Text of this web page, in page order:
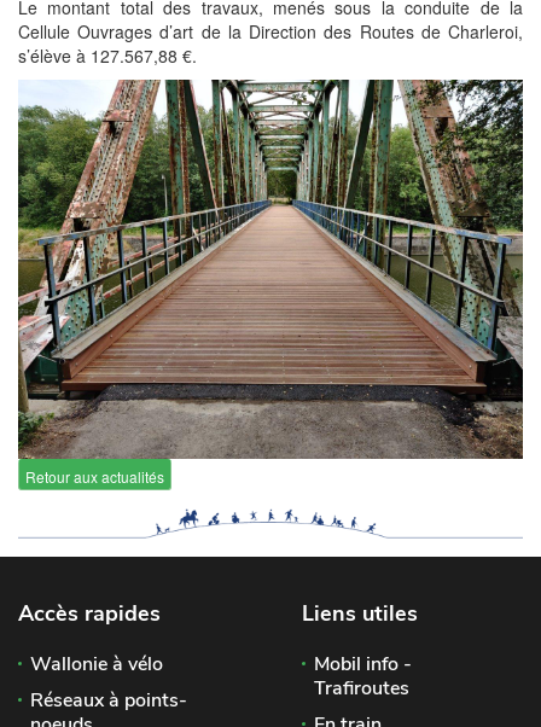
Le montant total des travaux, menés sous la conduite de la
Cellule Ouvrages d’art de la Direction des Routes de Charleroi,
s’élève à 127.567,88 €.
Retour aux actualités
Accès rapides
Wallonie à vélo
Réseaux à points-
Liens utiles
Mobil info -
Trafiroutes